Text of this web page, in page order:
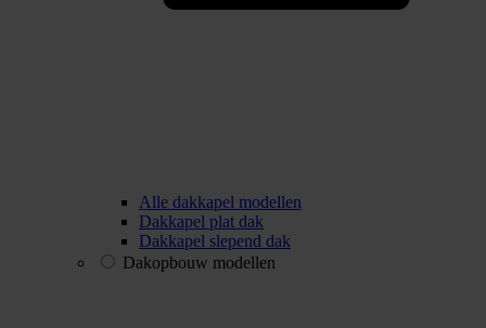
Alle dakkapel modellen
Dakkapel plat dak
Dakkapel slepend dak
Dakopbouw modellen